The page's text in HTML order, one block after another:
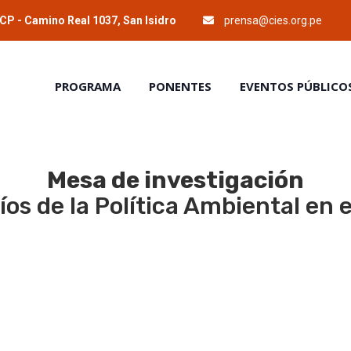
- Camino Real 1037, San Isidro prensa@cies.org.pe
PROGRAMA PONENTES EVENTOS
Mesa de investigación
de la Política Ambiental en